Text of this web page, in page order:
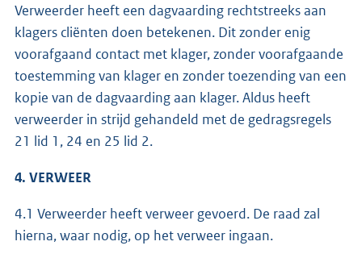
Verweerder heeft een dagvaarding rechtstreeks aan
klagers cliënten doen betekenen. Dit zonder enig
voorafgaand contact met klager, zonder voorafgaande
toestemming van klager en zonder toezending van een
kopie van de dagvaarding aan klager. Aldus heeft
verweerder in strijd gehandeld met de gedragsregels
21 lid 1, 24 en 25 lid 2.
4. VERWEER
4.1 Verweerder heeft verweer gevoerd. De raad zal
hierna, waar nodig, op het verweer ingaan.